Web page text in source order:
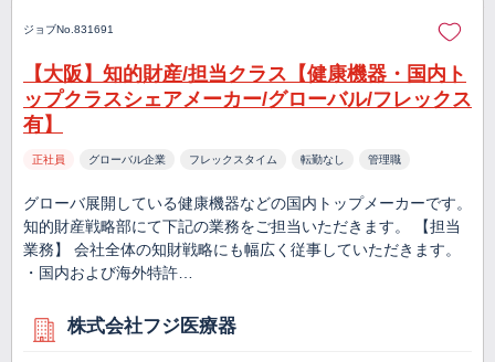
ジョブNo.831691
【大阪】知的財産/担当クラス【健康機器・国内ト
ップクラスシェアメーカー/グローバル/フレックス
有】
正社員 グローバル企業 フレックスタイム 転勤なし 管理職
グローバ展開している健康機器などの国内トップメーカーです。
知的財産戦略部にて下記の業務をご担当いただきます。 【担当
業務】 会社全体の知財戦略にも幅広く従事していただきます。
・国内および海外特許…
株式会社フジ医療器